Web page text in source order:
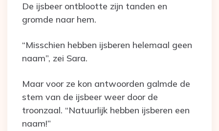
De ijsbeer ontblootte zijn tanden en
gromde naar hem.
“Misschien hebben ijsberen helemaal geen
naam”, zei Sara.
Maar voor ze kon antwoorden galmde de
stem van de ijsbeer weer door de
troonzaal. “Natuurlijk hebben ijsberen een
naam!”